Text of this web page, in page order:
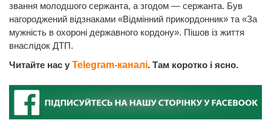
звання молодшого сержанта, а згодом — сержанта. Був
нагороджений відзнаками «Відмінний прикордонник» та «За
мужність в охороні державного кордону». Пішов із життя
внаслідок ДТП.
Читайте нас у Telegram-каналі. Там коротко і ясно.